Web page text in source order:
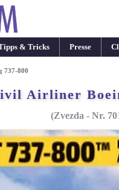
& Tricks Presse
737-800
Airliner
(Zvezda - Nr.